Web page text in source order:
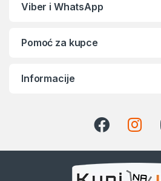
Viber i WhatsApp
Pomoć za kupce
Informacije